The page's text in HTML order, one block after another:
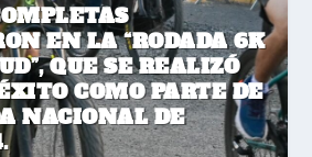
EN LA “RODADA 6K
QUE SE REALIZÓ
COMO PARTE DE
NACIONAL DE